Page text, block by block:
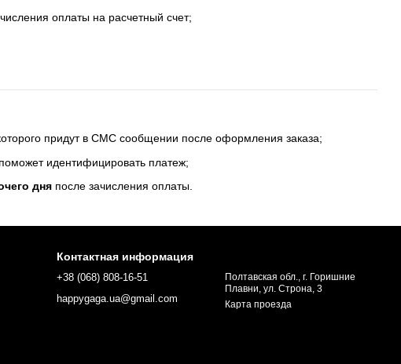
оплаты на расчетный счет;
придут в СМС сообщении после оформления заказа;
поможет идентифицировать платеж;
дня после зачисления оплаты.
Контактная информация
+38 (068) 808-16-51
happygaga.ua@gmail.com
Полтавская обл., г. Горишние
Плавни, ул. Строна, 3
Карта проезда